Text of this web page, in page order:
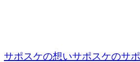
サポスケの想いサポスケのサ